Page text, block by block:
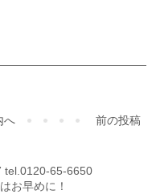
前の投稿
へ
tel.0120-65-6650
お早めに！